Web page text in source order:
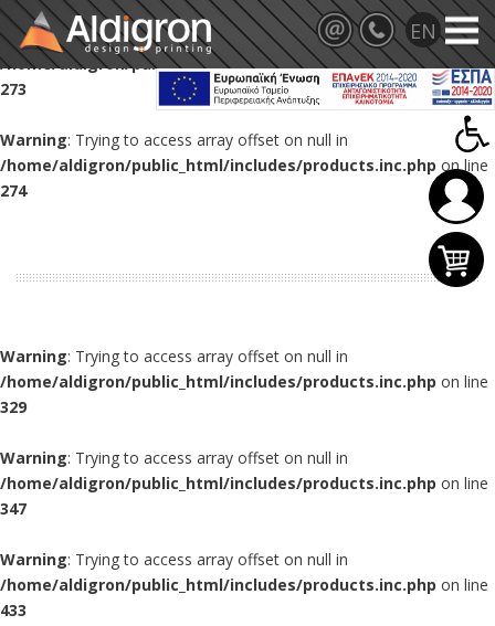
Warning: Trying to access array offset on null in
/home/aldigron/public_html/includes/products.inc.phpon line
273
Warning: Trying to access array offset on null in
/home/aldigron/public_html/includes/products.inc.php on line
274
Warning: Trying to access array offset on null in
/home/aldigron/public_html/includes/products.inc.php on line
329
Warning: Trying to access array offset on null in
/home/aldigron/public_html/includes/products.inc.php on line
347
Warning: Trying to access array offset on null in
/home/aldigron/public_html/includes/products.inc.php on line
433